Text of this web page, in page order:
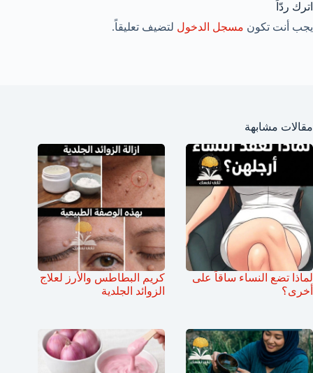
اترك ردّاً
يجب أنت تكون مسجل الدخول لتضيف تعليقاً.
مقالات مشابهة
لماذا تضع النساء ساقاً على
أخرى؟
كريم البطاطس والأرز لعلاج
الزوائد الجلدية